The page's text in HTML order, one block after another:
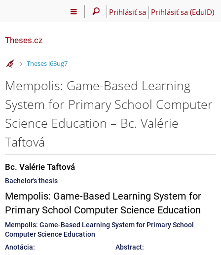
Prihlásiť sa Prihlásiť sa (EduID)
Theses.cz
>
Theses l63ug7
Mempolis: Game-Based Learning
System for Primary School Computer
Science Education – Bc. Valérie
Taftová
Bc. Valérie Taftová
Bachelor's thesis
Mempolis: Game-Based Learning System for
Primary School Computer Science Education
Mempolis: Game-Based Learning System for Primary School
Computer Science Education
Anotácia:
Abstract: